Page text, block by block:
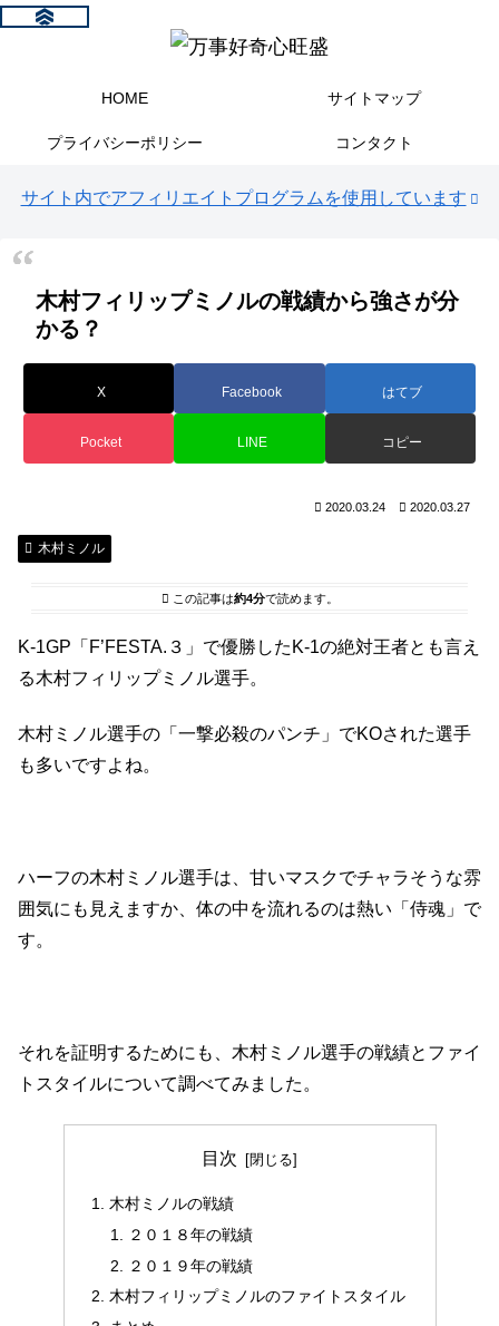
HOME サイトマップ
プライバシーポリシー コンタクト
サイト内でアフィリエイトプログラムを使用しています
木村フィリップミノルの戦績から強さが分
かる？
X Facebook はてブ
Pocket LINE コピー
2020.03.24 2020.03.27
木村ミノル
この記事は約4分で読めます。
K-1GP「F’FESTA.３」で優勝したK-1の絶対王者とも言え
る木村フィリップミノル選手。
木村ミノル選手の「一撃必殺のパンチ」でKOされた選手
も多いですよね。
ハーフの木村ミノル選手は、甘いマスクでチャラそうな雰
囲気にも見えますか、体の中を流れるのは熱い「侍魂」で
す。
それを証明するためにも、木村ミノル選手の戦績とファイ
トスタイルについて調べてみました。
目次
木村ミノルの戦績
２０１８年の戦績
２０１９年の戦績
木村フィリップミノルのファイトスタイル